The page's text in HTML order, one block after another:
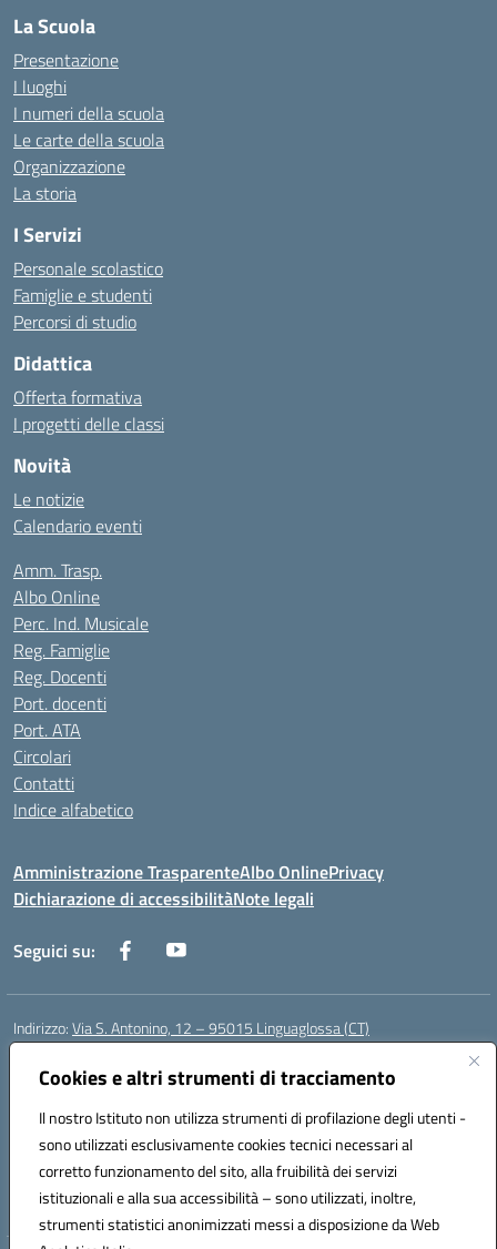
Cookies e altri strumenti di tracciamento
Il nostro Istituto non utilizza strumenti di profilazione degli utenti -
sono utilizzati esclusivamente cookies tecnici necessari al
corretto funzionamento del sito, alla fruibilità dei servizi
istituzionali e alla sua accessibilità – sono utilizzati, inoltre,
strumenti statistici anonimizzati messi a disposizione da Web
La Scuola
Presentazione
I luoghi
I numeri della scuola
Le carte della scuola
Organizzazione
La storia
I Servizi
Personale scolastico
Famiglie e studenti
Percorsi di studio
Didattica
Offerta formativa
I progetti delle classi
Novità
Le notizie
Calendario eventi
Amm. Trasp.
Albo Online
Perc. Ind. Musicale
Reg. Famiglie
Reg. Docenti
Port. docenti
Port. ATA
Circolari
Contatti
Indice alfabetico
Amministrazione TrasparenteAlbo OnlinePrivacy
Dichiarazione di accessibilitàNote legali
Seguici su:
Indirizzo:Via S. Antonino, 12 – 95015 Linguaglossa (CT)
Centralino:
Posta elettronica certificata (PEC):ctic83200r@pec.istruzione.it
Codice fiscale: 83002470876
Codice meccanografico:CTIC83200R
Codice Indice delle Pubbliche Amministrazioni (IPA): istsc_CTIC83200R
Codice unico di fatturazione (CUF): UF7TEB